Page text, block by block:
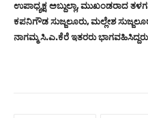
ಉಪಾಧ್ಯಕ್ಷ ಅಬ್ದುಲ್ಲಾ, ಮುಖಂಡರಾದ
ಕಪನಿಗೌಡ ಸುಜ್ಜಲೂರು, ಮಲ್ಲೇಶ
ನಾಗಮ್ಮ ಸಿ.ಎ.ಕೆರೆ ಇತರರು